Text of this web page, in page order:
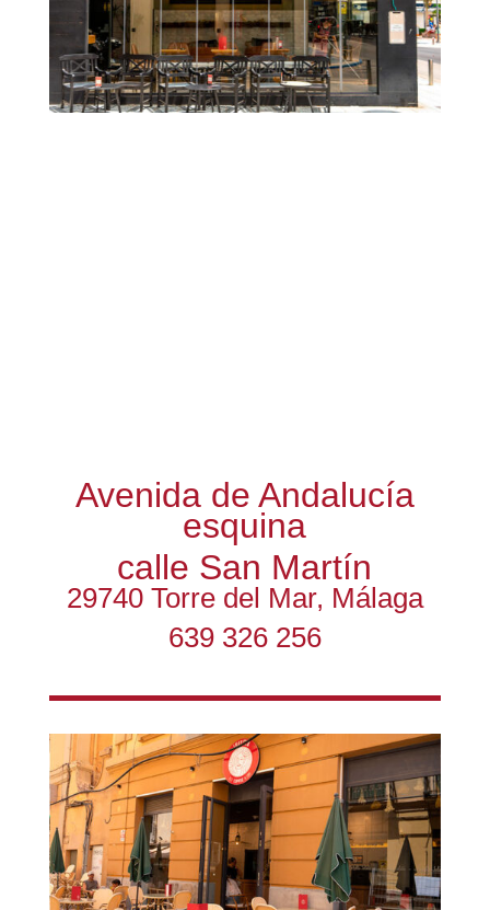
Avenida de Andalucía
esquina
calle San Martín
29740 Torre del Mar, Málaga
639 326 256